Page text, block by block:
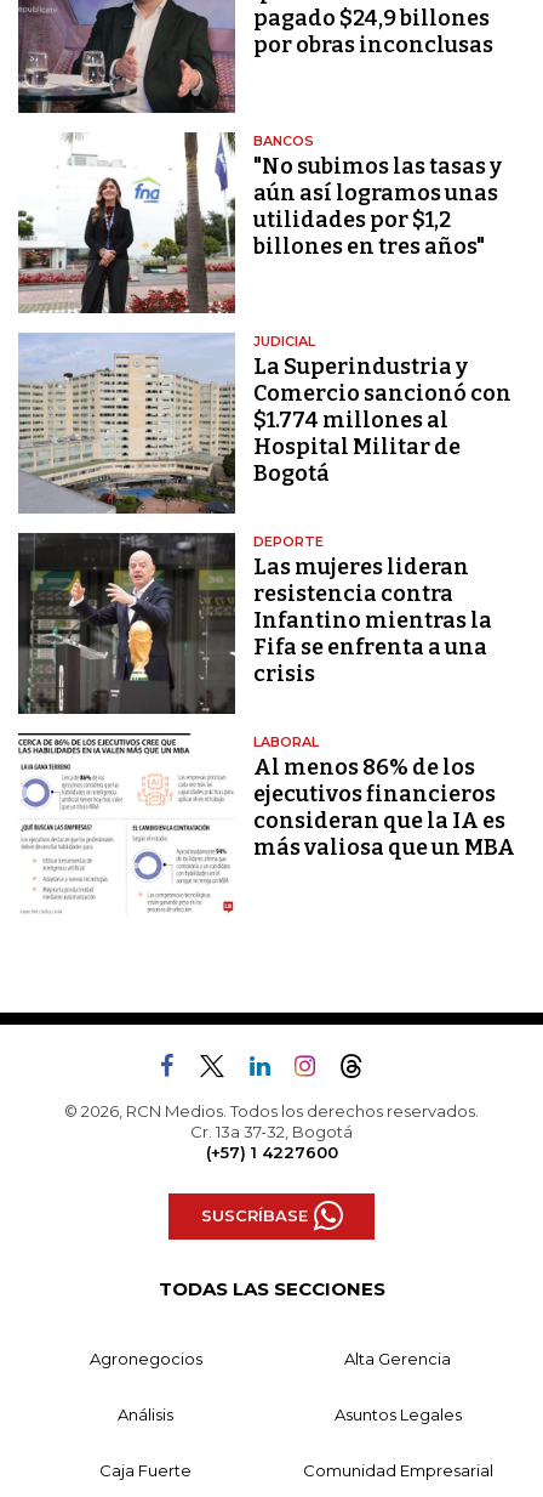
pagado $24,9 billones
por obras inconclusas
BANCOS
"No subimos las tasas y
aún así logramos unas
utilidades por $1,2
billones en tres años"
JUDICIAL
La Superindustria y
Comercio sancionó con
$1.774 millones al
Hospital Militar de
Bogotá
DEPORTE
Las mujeres lideran
resistencia contra
Infantino mientras la
Fifa se enfrenta a una
crisis
LABORAL
Al menos 86% de los
ejecutivos financieros
consideran que la IA es
más valiosa que un MBA
© 2026, RCN Medios. Todos los derechos reservados.
Cr. 13a 37-32, Bogotá
(+57) 1 4227600
SUSCRÍBASE
TODAS LAS SECCIONES
Agronegocios Alta Gerencia
Análisis Asuntos Legales
Caja Fuerte Comunidad Empresarial